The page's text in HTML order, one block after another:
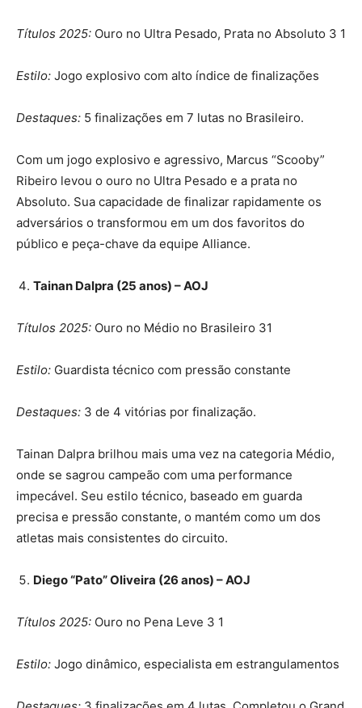
Títulos 2025: Ouro no Ultra Pesado, Prata no Absoluto 3 1
Estilo: Jogo explosivo com alto índice de finalizações
Destaques: 5 finalizações em 7 lutas no Brasileiro.
Com um jogo explosivo e agressivo, Marcus “Scooby”
Ribeiro levou o ouro no Ultra Pesado e a prata no
Absoluto. Sua capacidade de finalizar rapidamente os
adversários o transformou em um dos favoritos do
público e peça-chave da equipe Alliance.
Tainan Dalpra (25 anos) – AOJ
Títulos 2025: Ouro no Médio no Brasileiro 31
Estilo: Guardista técnico com pressão constante
Destaques: 3 de 4 vitórias por finalização.
Tainan Dalpra brilhou mais uma vez na categoria Médio,
onde se sagrou campeão com uma performance
impecável. Seu estilo técnico, baseado em guarda
precisa e pressão constante, o mantém como um dos
atletas mais consistentes do circuito.
Diego “Pato” Oliveira (26 anos) – AOJ
Títulos 2025: Ouro no Pena Leve 3 1
Estilo: Jogo dinâmico, especialista em estrangulamentos